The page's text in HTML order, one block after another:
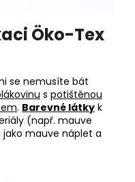
Öko-Tex
se nemusíte bát
s potištěnou
. Barevné látky k
(např. mauve
mauve náplet a